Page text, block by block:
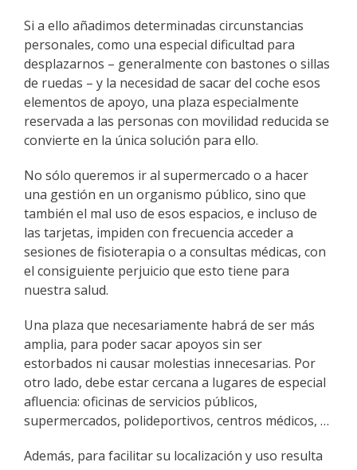
Si a ello añadimos determinadas circunstancias
personales, como una especial dificultad para
desplazarnos – generalmente con bastones o sillas
de ruedas – y la necesidad de sacar del coche esos
elementos de apoyo, una plaza especialmente
reservada a las personas con movilidad reducida se
convierte en la única solución para ello.
No sólo queremos ir al supermercado o a hacer
una gestión en un organismo público, sino que
también el mal uso de esos espacios, e incluso de
las tarjetas, impiden con frecuencia acceder a
sesiones de fisioterapia o a consultas médicas, con
el consiguiente perjuicio que esto tiene para
nuestra salud.
Una plaza que necesariamente habrá de ser más
amplia, para poder sacar apoyos sin ser
estorbados ni causar molestias innecesarias. Por
otro lado, debe estar cercana a lugares de especial
afluencia: oficinas de servicios públicos,
supermercados, polideportivos, centros médicos, …
Además, para facilitar su localización y uso resulta